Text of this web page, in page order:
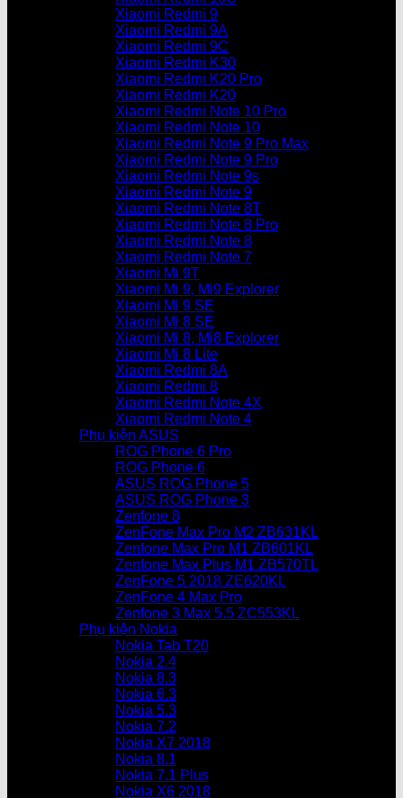
Xiaomi Redmi 9
Xiaomi Redmi 9A
Xiaomi Redmi 9C
Xiaomi Redmi K30
Xiaomi Redmi K20 Pro
Xiaomi Redmi K20
Xiaomi Redmi Note 10 Pro
Xiaomi Redmi Note 10
Xiaomi Redmi Note 9 Pro Max
Xiaomi Redmi Note 9 Pro
Xiaomi Redmi Note 9s
Xiaomi Redmi Note 9
Xiaomi Redmi Note 8T
Xiaomi Redmi Note 8 Pro
Xiaomi Redmi Note 8
Xiaomi Redmi Note 7
Xiaomi Mi 9T
Xiaomi Mi 9, Mi9 Explorer
Xiaomi Mi 9 SE
Xiaomi Mi 8 SE
Xiaomi Mi 8, Mi8 Explorer
Xiaomi Mi 8 Lite
Xiaomi Redmi 8A
Xiaomi Redmi 8
Xiaomi Redmi Note 4X
Xiaomi Redmi Note 4
Phụ kiện ASUS
ROG Phone 6 Pro
ROG Phone 6
ASUS ROG Phone 5
ASUS ROG Phone 3
Zenfone 8
ZenFone Max Pro M2 ZB631KL
Zenfone Max Pro M1 ZB601KL
Zenfone Max Plus M1 ZB570TL
ZenFone 5 2018 ZE620KL
ZenFone 4 Max Pro
Zenfone 3 Max 5.5 ZC553KL
Phụ kiện Nokia
Nokia Tab T20
Nokia 2.4
Nokia 8.3
Nokia 6.3
Nokia 5.3
Nokia 7.2
Nokia X7 2018
Nokia 8.1
Nokia 7.1 Plus
Nokia X6 2018